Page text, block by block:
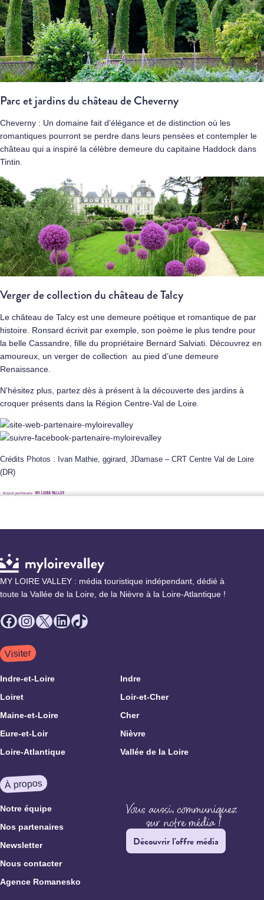
Parc et jardins du château de Cheverny
Cheverny : Un domaine fait d’élégance et de distinction où les
romantiques pourront se perdre dans leurs pensées et contempler le
château qui a inspiré la célèbre demeure du capitaine Haddock dans
Tintin.
Verger de collection du château de Talcy
Le château de Talcy est une demeure poétique et romantique de par
histoire. Ronsard écrivit par exemple, son poème le plus tendre pour
la belle Cassandre, fille du propriétaire Bernard Salviati. Découvrez en
amoureux, un verger de collection au pied d’une demeure
Renaissance.
N’hésitez plus, partez dès à présent à la découverte des jardins à
croquer présents dans la Région Centre-Val de Loire
Crédits Photos : Ivan Mathie, ggirard, JDamase – CRT Centre Val de Loire
(DR)
MY LOIRE VALLEY : média touristique indépendant, dédié à
toute la Vallée de la Loire, de la Nièvre à la Loire-Atlantique !
Facebook
Instagram
X LinkedIn
TikTok
Visiter
Indre-et-Loire
Indre
Loiret
Loir-et-Cher
Maine-et-Loire
Cher
Eure-et-Loir
Nièvre
Loire-Atlantique
Vallée de la Loire
À propos
Notre équipe
Nos partenaires
Newsletter
Nous contacter
Agence Romanesko
Découvrir l'offre média